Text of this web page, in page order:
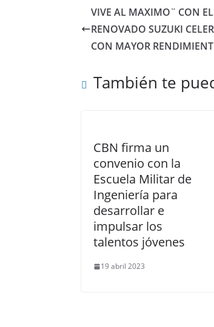
VIVE AL MAXIMO¨ CON
RENOVADO SUZUKI
CON MAYOR
También te
CBN firma un
convenio con la
Escuela Militar de
Ingeniería para
desarrollar e
impulsar los
talentos jóvenes
19 abril 2023